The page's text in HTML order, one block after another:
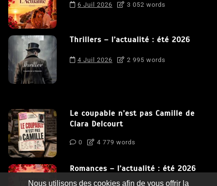
6 Juil 2026 3 052 words
Thrillers – l’actualité : été 2026
4 Juil 2026 2 995 words
Le coupable n’est pas Camille de
Clara Delcourt
0 4 779 words
Romances – l’actualité : été 2026
Nous utilisons des cookies afin de vous offrir la